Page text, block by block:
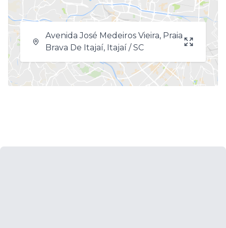
Avenida José Medeiros Vieira, Praia
Brava De Itajaí, Itajaí / SC